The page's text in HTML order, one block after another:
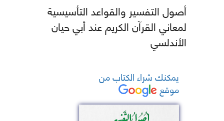
أصول التفسير والقواعد التأسيسية
لمعاني القرآن الكريم عند أبي حيان
الأندلسي
يمكنك شراء الكتاب من
موقع